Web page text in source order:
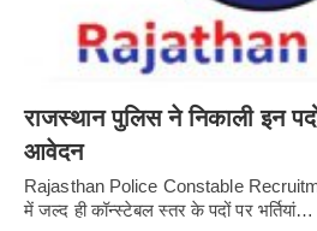
राजस्थान पुलिस ने निकाली इन
आवेदन
Rajasthan Police Constable
में जल्द ही कॉन्स्टेबल स्तर के पदों पर भर्तियां…